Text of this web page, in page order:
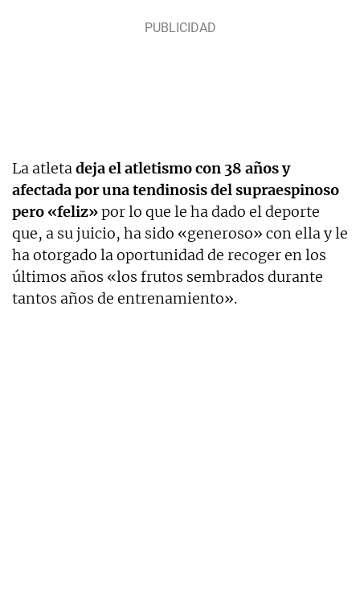
La atletadeja el atletismo con 38 años y
afectada por una tendinosis del supraespinoso
pero «feliz»por lo que le ha dado el deporte
que, a su juicio, ha sido «generoso» con ella y le
ha otorgado la oportunidad de recoger en los
últimos años «los frutos sembrados durante
tantos años de entrenamiento».